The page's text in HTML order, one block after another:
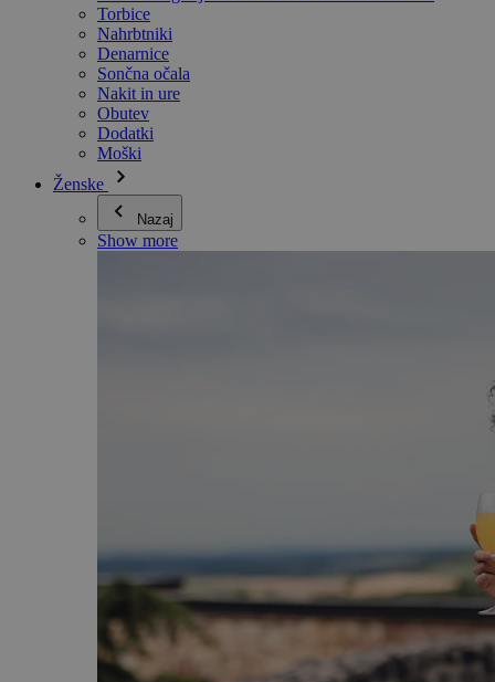
Torbice
Nahrbtniki
Denarnice
Sončna očala
Nakit in ure
Obutev
Dodatki
Moški
Ženske
Nazaj
Show more